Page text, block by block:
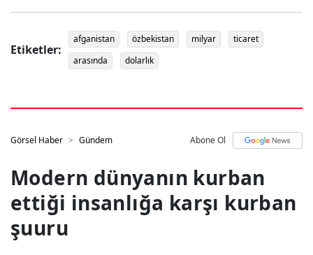
Etiketler:
afganistan özbekistan milyar
ticaret
arasında
dolarlık
Görsel Haber Gündem Abone Ol
Modern dünyanın kurban
ettiği insanlığa karşı kurban
şuuru